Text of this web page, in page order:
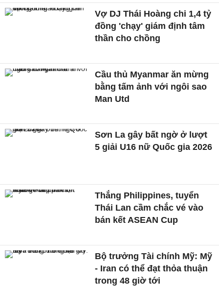
Vợ DJ Thái Hoàng chi 1,4 tỷ
đồng 'chạy' giám định tâm
thần cho chồng
Cầu thủ Myanmar ăn mừng
bằng tấm ảnh với ngôi sao
Man Utd
Sơn La gây bất ngờ ở lượt
5 giải U16 nữ Quốc gia 2026
Thắng Philippines, tuyển
Thái Lan cầm chắc vé vào
bán kết ASEAN Cup
Bộ trưởng Tài chính Mỹ: Mỹ
- Iran có thể đạt thỏa thuận
trong 48 giờ tới